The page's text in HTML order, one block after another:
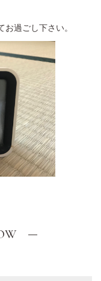
過ごし下さい。